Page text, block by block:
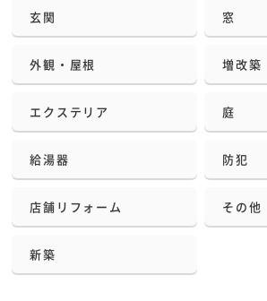
玄関 窓
外観・屋根 増改築
エクステリア 庭
給湯器 防犯
店舗リフォーム その他
新築